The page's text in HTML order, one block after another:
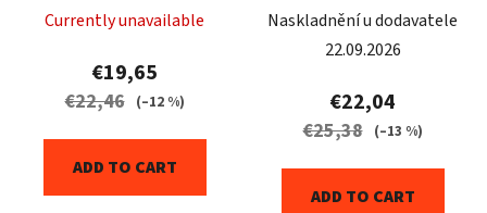
Currently unavailable
€19,65
€22,46 (–12 %)
ADD TO CART
Naskladnění u dodavatele
22.09.2026
€22,04
€25,38 (–13 %)
ADD TO CART